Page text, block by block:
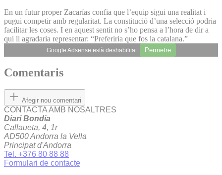
En un futur proper Zacarías confia que l’equip sigui una realitat i
pugui competir amb regularitat. La constitució d’una selecció podria
facilitar les coses. I en aquest sentit no s’ho pensa a l’hora de dir a
qui li agradaria representar: “Preferiria que fos la catalana.”
Google Adsense està deshabilitat. Permetre
Comentaris
Afegir nou comentari
CONTACTA AMB NOSALTRES
Diari Bondia
Callaueta, 4, 1r
AD500 Andorra la Vella
Principat d'Andorra
Tel. +376 80 88 88
Formulari de contacte